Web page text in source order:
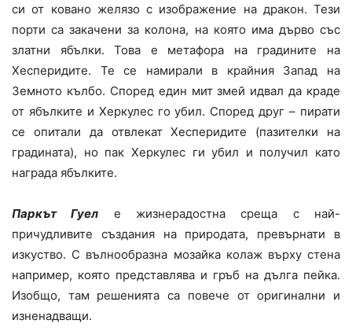
си от ковано желязо с изображение на дракон. Тези
порти са закачени за колона, на която има дърво със
златни ябълки. Това е метафора на градините на
Хесперидите. Те се намирали в крайния Запад на
Земното кълбо. Според един мит змей идвал да краде
от ябълките и Херкулес го убил. Според друг – пирати
се опитали да отвлекат Хесперидите (пазителки на
градината), но пак Херкулес ги убил и получил като
награда ябълките.
Паркът Гуел е жизнерадостна среща с най-
причудливите създания на природата, превърнати в
изкуство. С вълнообразна мозайка колаж върху стена
например, която представлява и гръб на дълга пейка.
Изобщо, там решенията са повече от оригинални и
изненадващи.